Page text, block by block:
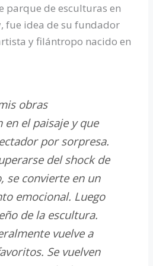
parque de esculturas en
fue idea de su fundador
y filántropo nacido en
obras
en el paisaje y que
por sorpresa.
del shock de
se convierte en un
emocional. Luego
de la escultura.
vuelve a
Se vuelven